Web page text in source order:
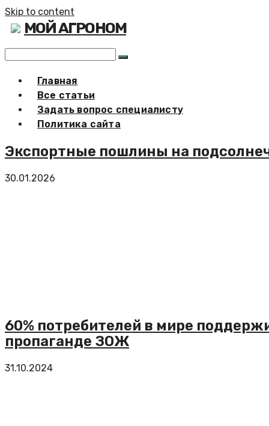
Skip to content
МОЙ АГРОНОМ
Главная
Все статьи
Задать вопрос специалисту
Политика сайта
Экспортные пошлины на
30.01.2026
60% потребителей в мире
пропаганде ЗОЖ
31.10.2024